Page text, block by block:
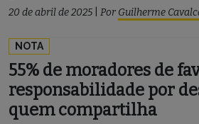
20 de abril de 2025 Por Guilherme
NOTA
55% de moradores de
responsabilidade por
quem compartilha